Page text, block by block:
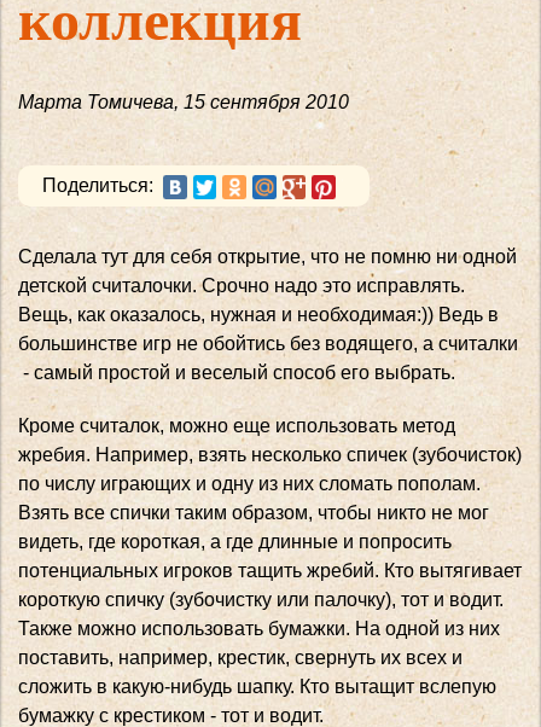
коллекция
Марта Томичева, 15 сентября 2010
Поделиться:
Сделала тут для себя открытие, что не помню ни одной
детской считалочки. Срочно надо это исправлять.
Вещь, как оказалось, нужная и необходимая:)) Ведь в
большинстве игр не обойтись без водящего, а считалки
- самый простой и веселый способ его выбрать.
Кроме считалок, можно еще использовать метод
жребия. Например, взять несколько спичек (зубочисток)
по числу играющих и одну из них сломать пополам.
Взять все спички таким образом, чтобы никто не мог
видеть, где короткая, а где длинные и попросить
потенциальных игроков тащить жребий. Кто вытягивает
короткую спичку (зубочистку или палочку), тот и водит.
Также можно использовать бумажки. На одной из них
поставить, например, крестик, свернуть их всех и
сложить в какую-нибудь шапку. Кто вытащит вслепую
бумажку с крестиком - тот и водит.